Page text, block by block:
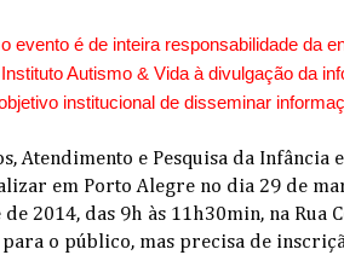
evento é de inteira responsabilidade da
Autismo & Vida à divulgação da
institucional de disseminar
Atendimento e Pesquisa da Infância
em Porto Alegre no dia 29 de
2014, das 9h às 11h30min, na Rua
o público, mas precisa de